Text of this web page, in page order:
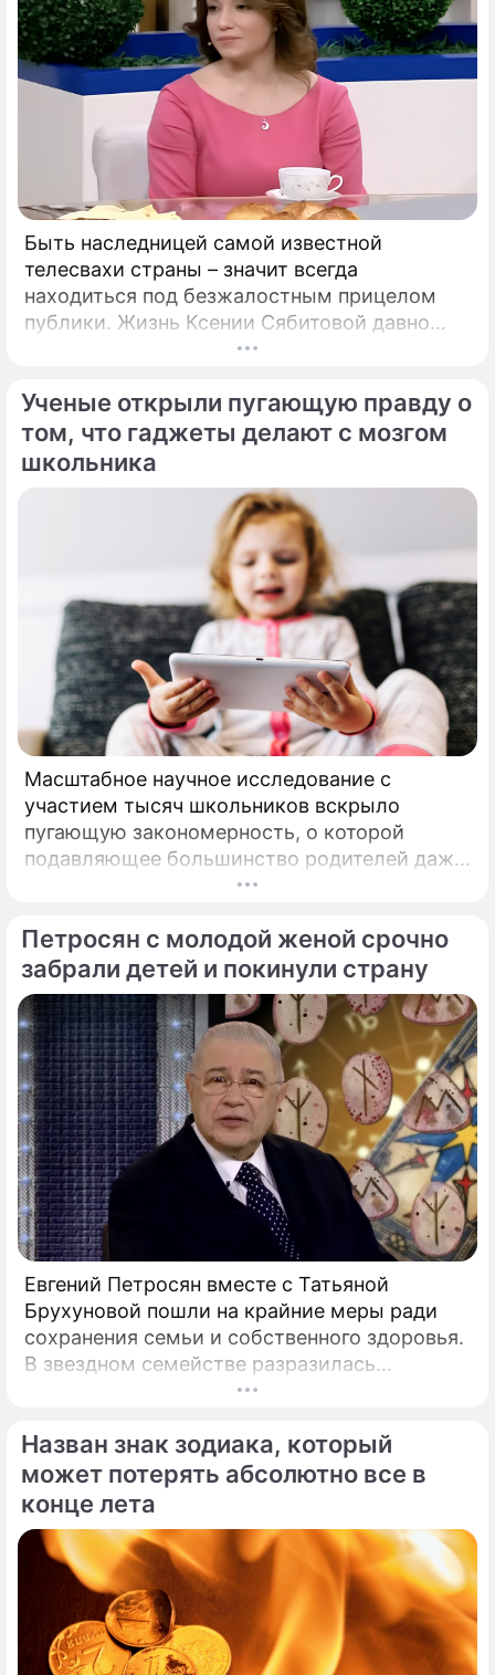
Быть наследницей самой известной
телесвахи страны – значит всегда
находиться под безжалостным прицелом
публики. Жизнь Ксении Сябитовой давно
рассматривают под мощной лупой.
Ученые открыли пугающую правду о
том, что гаджеты делают с мозгом
школьника
Масштабное научное исследование с
участием тысяч школьников вскрыло
пугающую закономерность, о которой
подавляющее большинство родителей даже
не догадывалось. Привычка дарить ребенку
социальным сетям в младшем
подростковом возрасте обворачивается
скрытым провалом в учебе.
Петросян с молодой женой срочно
забрали детей и покинули страну
Евгений Петросян вместе с Татьяной
Брухуновой пошли на крайние меры ради
сохранения семьи и собственного здоровья.
В звездном семействе разразилась
настоящая тихая драма, которая вынудила
Назван знак зодиака, который
может потерять абсолютно все в
конце лета